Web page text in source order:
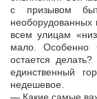
с призывом
необорудованных
всем улицам
мало. Особенно
остается
единственный
недешевое.